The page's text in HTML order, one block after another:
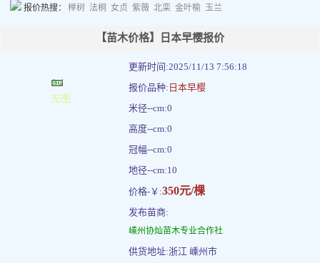
报价热搜： 榉树 法桐 女贞 紫薇 北栾 金叶榆 玉兰
【苗木价格】日本早樱报价
更新时间:2025/11/13 7:56:18
报价品种: 日本早樱
米径--cm:0
高度--cm:0
冠幅--cm:0
地径--cm:10
价格-￥:350元/棵
发布苗商:
嵊州协灿苗木专业合作社
供货地址:浙江 嵊州市